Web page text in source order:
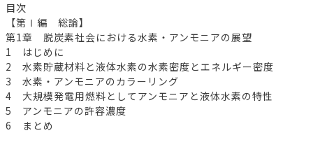
目次
【第Ⅰ編 総論】
第1章 脱炭素社会における水素・アンモニアの展望
1 はじめに
2 水素貯蔵材料と液体水素の水素密度とエネルギー密度
3 水素・アンモニアのカラーリング
4 大規模発電用燃料としてアンモニアと液体水素の特性
5 アンモニアの許容濃度
6 まとめ